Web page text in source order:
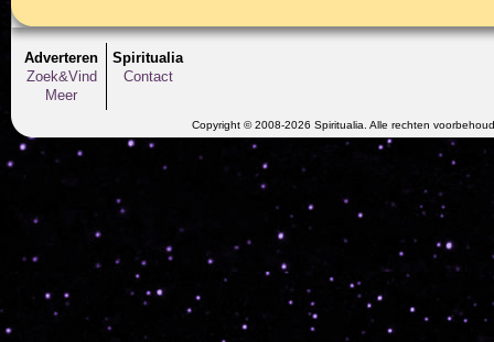
Adverteren
Zoek&Vind
Meer
Spiritualia
Contact
Copyright © 2008-2026 Spiritualia. Alle rechten